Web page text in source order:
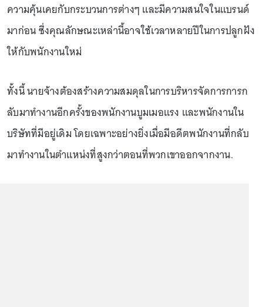
ความคุ้นเคยกับกระบวนการต่างๆ และมีความสนใจในแบรนด์
มาก่อน ซึ่งคุณลักษณะเหล่านี้อาจใช้เวลาหลายปีในการปลูกฝัง
ให้กับพนักงานใหม่
ทั้งนี้ นายจ้างต้องสร้างความสมดุลในการบริหารจัดการการก
ลับมาทำงานอีกครั้งของพนักงานบูมเมอแรง และพนักงานใน
บริษัทที่มีอยู่เดิม โดยเฉพาะอย่างยิ่งเมื่อมีอดีตพนักงานที่กลับ
มาทำงานในตำแหน่งที่สูงกว่าตอนที่พวกเขาออกจากงาน.